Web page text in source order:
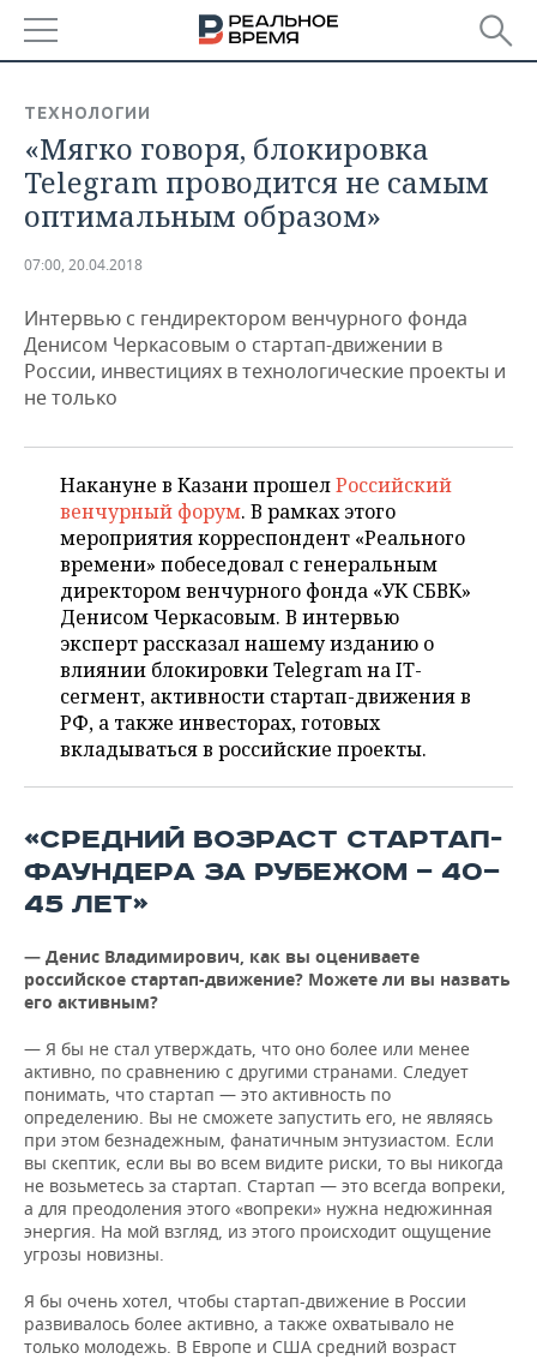
БАШКОРТОСТАН
ТАТАРСТАН
НОВОСТИ
АНАЛИТИКА
ДЕКЛАРАЦИИ О ДОХОДАХ
КОРОЛИ ГОСЗАКАЗА ПФО
КОМУ ПРИНАДЛЕЖАТ
ТОРГОВЫЕ ЦЕНТРЫ
ТАТАРСТАНА
НОВОСТИ ЭКОНОМИКИ
ФИНАНСЫ
БЮДЖЕТ
ИНВЕСТИЦИИ
ПРОМЫШЛЕННОСТЬ
НОВОСТИ
ПРОМЫШЛЕННОСТИ
МАШИНОСТРОЕНИЕ
НЕФТЕХИМИЯ
НЕФТЬ
ОПК
ЭНЕРГЕТИКА
НЕДВИЖИМОСТЬ
НОВОСТИ АВТО
БИЗНЕС
НОВОСТИ БИЗНЕСА
РОЗНИЧНАЯ ТОРГОВЛЯ
ТРАНСПОРТ
УСЛУГИ
ТЕХНОЛОГИИ
НОВОСТИ ТЕХНОЛОГИЙ
МЕДИА
ТЕЛЕКОММУНИКАЦИИ
МЕРОПРИЯТИЯ
НОВОСТИ МЕРОПРИЯТИЙ
ВЫЕЗДНАЯ РЕДАКЦИЯ
БИЗНЕС-БРАНЧИ
ОТКРЫТАЯ ЛЕКЦИЯ
СПОРТ
НОВОСТИ СПОРТА
ФУТБОЛ
БАСКЕТБОЛ
ВОЛЕЙБОЛ
КИБЕРСПОРТ
ВОДНЫЕ ВИДЫ СПОРТА
ХОККЕЙ С МЯЧОМ
ОБЩЕСТВО
НОВОСТИ ОБЩЕСТВА
ИНФРАСТРУКТУРА
ИСТОРИЯ
КУЛЬТУРА
ОБРАЗОВАНИЕ
ПРОИСШЕСТВИЯ
ФОТОГАЛЕРЕЯ
СПРАВОЧНИК
СПИСОК ПЕРСОН
СПИСОК КОМПАНИЙ
ПОЛНАЯ ВЕРСИЯ
ТЕХНОЛОГИИ
«Мягко говоря, блокировка
Telegram проводится не самым
оптимальным образом»
07:00, 20.04.2018
Интервью с гендиректором венчурного фонда
Денисом Черкасовым о стартап-движении в
России, инвестициях в технологические проекты и
не только
Накануне в Казани прошелРоссийский
венчурный форум. В рамках этого
мероприятия корреспондент «Реального
времени» побеседовал с генеральным
директором венчурного фонда «УК СБВК»
Денисом Черкасовым. В интервью
эксперт рассказал нашему изданию о
влиянии блокировки Telegram на IT-
сегмент, активности стартап-движения в
РФ, а также инвесторах, готовых
вкладываться в российские проекты.
«СРЕДНИЙ ВОЗРАСТ СТАРТАП-
ФАУНДЕРА ЗА РУБЕЖОМ — 40—
45 ЛЕТ»
— Денис Владимирович, как вы оцениваете
российское стартап-движение? Можете ли вы назвать
его активным?
— Я бы не стал утверждать, что оно более или менее
активно, по сравнению с другими странами. Следует
понимать, что стартап — это активность по
определению. Вы не сможете запустить его, не являясь
при этом безнадежным, фанатичным энтузиастом. Если
вы скептик, если вы во всем видите риски, то вы никогда
не возьметесь за стартап. Стартап — это всегда вопреки,
а для преодоления этого «вопреки» нужна недюжинная
энергия. На мой взгляд, из этого происходит ощущение
угрозы новизны.
Я бы очень хотел, чтобы стартап-движение в России
развивалось более активно, а также охватывало не
только молодежь. В Европе и США средний возраст